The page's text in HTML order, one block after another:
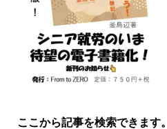
ここから記事を検索できます。